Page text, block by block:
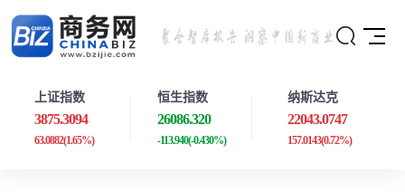
上证指数
3875.3094
63.0882(1.65%)
恒生指数
26086.320
-113.940(-0.430%)
纳斯达克
22043.0747
157.0143(0.72%)